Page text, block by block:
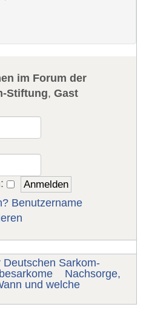
im Forum der
Stiftung,Gast
Benutzername
Deutschen Sarkom-
Nachsorge,
und welche